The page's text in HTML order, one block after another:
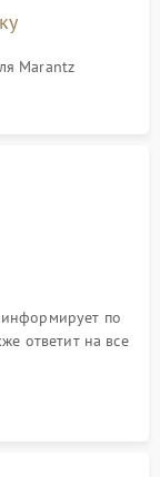
Marantz
по
ответит на все